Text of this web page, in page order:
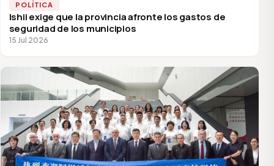
POLÍTICA
Ishii exige que la provincia afronte los gastos de
seguridad de los municipios
15 Jul 2026